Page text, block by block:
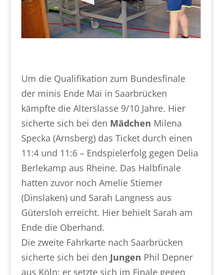
Um die Qualifikation zum Bundesfinale
der minis Ende Mai in Saarbrücken
kämpfte die Alterslasse 9/10 Jahre. Hier
sicherte sich bei den Mädchen Milena
Specka (Arnsberg) das Ticket durch einen
11:4 und 11:6 – Endspielerfolg gegen Delia
Berlekamp aus Rheine. Das Halbfinale
hatten zuvor noch Amelie Stiemer
(Dinslaken) und Sarah Langness aus
Gütersloh erreicht. Hier behielt Sarah am
Ende die Oberhand.
Die zweite Fahrkarte nach Saarbrücken
sicherte sich bei den Jungen Phil Depner
aus Köln: er setzte sich im Finale gegen